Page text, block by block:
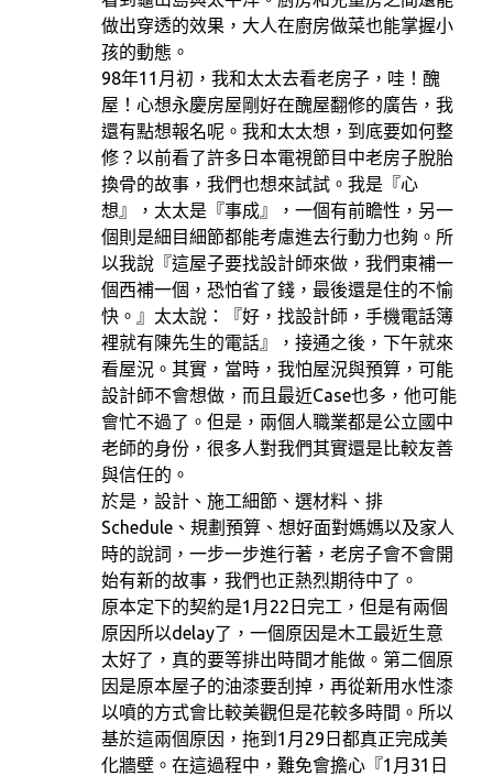
做出穿透的效果，大人在廚房做菜也能掌握小
孩的動態。
98年11月初，我和太太去看老房子，哇！醜
屋！心想永慶房屋剛好在醜屋翻修的廣告，我
還有點想報名呢。我和太太想，到底要如何整
修？以前看了許多日本電視節目中老房子脫胎
換骨的故事，我們也想來試試。我是『心
想』，太太是『事成』，一個有前瞻性，另一
個則是細目細節都能考慮進去行動力也夠。所
以我說『這屋子要找設計師來做，我們東補一
個西補一個，恐怕省了錢，最後還是住的不愉
快。』太太說：『好，找設計師，手機電話簿
裡就有陳先生的電話』，接通之後，下午就來
看屋況。其實，當時，我怕屋況與預算，可能
設計師不會想做，而且最近Case也多，他可能
會忙不過了。但是，兩個人職業都是公立國中
老師的身份，很多人對我們其實還是比較友善
與信任的。
於是，設計、施工細節、選材料、排
Schedule、規劃預算、想好面對媽媽以及家人
時的說詞，一步一步進行著，老房子會不會開
始有新的故事，我們也正熱烈期待中了。
原本定下的契約是1月22日完工，但是有兩個
原因所以delay了，一個原因是木工最近生意
太好了，真的要等排出時間才能做。第二個原
因是原本屋子的油漆要刮掉，再從新用水性漆
以噴的方式會比較美觀但是花較多時間。所以
基於這兩個原因，拖到1月29日都真正完成美
化牆壁。在這過程中，難免會擔心『1月31日